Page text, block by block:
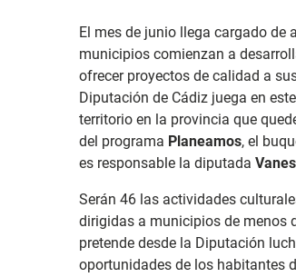
El mes de junio llega cargado de
municipios comienzan a
ofrecer proyectos de calidad a
Diputación de Cádiz juega en
territorio en la provincia que
del programa Planeamos, el
es responsable la diputada
Serán 46 las actividades
dirigidas a municipios de menos
pretende desde la Diputación
oportunidades de los habitantes